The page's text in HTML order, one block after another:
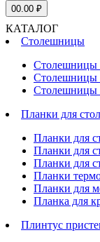
00.00 ₽
КАТАЛОГ
Столешницы
Столешницы
Столешницы
Планки для
Планки для
Планки для
Планки для
Планки
Планки для
Планка для
Плинтус